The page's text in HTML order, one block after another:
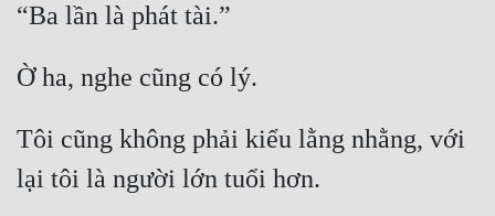
“Ba lần là phát tài.”
Ờ ha, nghe cũng có lý.
Tôi cũng không phải kiểu lằng nhằng, với
lại tôi là người lớn tuổi hơn.